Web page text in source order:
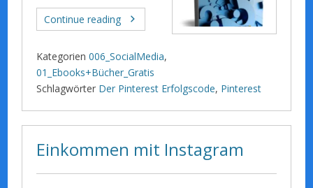
Continue reading
Kategorien 006_SocialMedia,
01_Ebooks+Bücher_Gratis
Schlagwörter Der Pinterest Erfolgscode, Pinterest
Einkommen mit Instagram